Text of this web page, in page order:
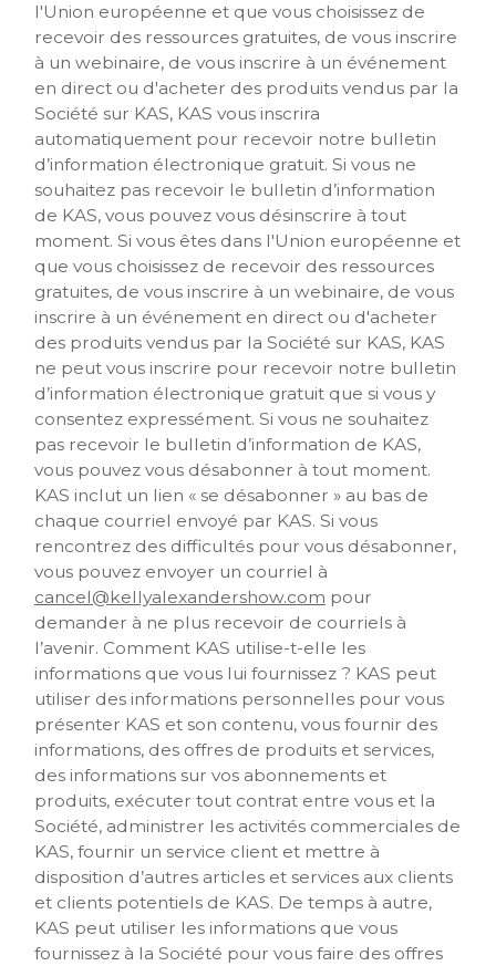
l'Union européenne et que vous choisissez de
recevoir des ressources gratuites, de vous inscrire
à un webinaire, de vous inscrire à un événement
en direct ou d'acheter des produits vendus par la
Société sur KAS, KAS vous inscrira
automatiquement pour recevoir notre bulletin
d’information électronique gratuit. Si vous ne
souhaitez pas recevoir le bulletin d’information
de KAS, vous pouvez vous désinscrire à tout
moment. Si vous êtes dans l'Union européenne et
que vous choisissez de recevoir des ressources
gratuites, de vous inscrire à un webinaire, de vous
inscrire à un événement en direct ou d'acheter
des produits vendus par la Société sur KAS, KAS
ne peut vous inscrire pour recevoir notre bulletin
d’information électronique gratuit que si vous y
consentez expressément. Si vous ne souhaitez
pas recevoir le bulletin d’information de KAS,
vous pouvez vous désabonner à tout moment.
KAS inclut un lien « se désabonner » au bas de
chaque courriel envoyé par KAS. Si vous
rencontrez des difficultés pour vous désabonner,
vous pouvez envoyer un courriel à
cancel@kellyalexandershow.com pour
demander à ne plus recevoir de courriels à
l’avenir. Comment KAS utilise-t-elle les
informations que vous lui fournissez ? KAS peut
utiliser des informations personnelles pour vous
présenter KAS et son contenu, vous fournir des
informations, des offres de produits et services,
des informations sur vos abonnements et
produits, exécuter tout contrat entre vous et la
Société, administrer les activités commerciales de
KAS, fournir un service client et mettre à
disposition d’autres articles et services aux clients
et clients potentiels de KAS. De temps à autre,
KAS peut utiliser les informations que vous
fournissez à la Société pour vous faire des offres